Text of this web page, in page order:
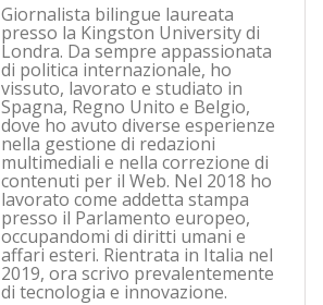
Giornalista bilingue laureata
presso la Kingston University di
Londra. Da sempre appassionata
di politica internazionale, ho
vissuto, lavorato e studiato in
Spagna, Regno Unito e Belgio,
dove ho avuto diverse esperienze
nella gestione di redazioni
multimediali e nella correzione di
contenuti per il Web. Nel 2018 ho
lavorato come addetta stampa
presso il Parlamento europeo,
occupandomi di diritti umani e
affari esteri. Rientrata in Italia nel
2019, ora scrivo prevalentemente
di tecnologia e innovazione.